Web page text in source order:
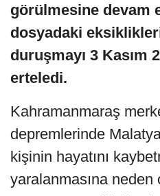
görülmesine devam
dosyadaki
duruşmayı 3 Kasım
erteledi.
Kahramanmaraş
depremlerinde
kişinin hayatını
yaralanmasına neden